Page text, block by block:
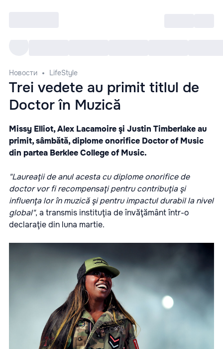
Новости LifeStyle
Trei vedete au primit titlul de
Doctor în Muzică
Missy Elliot, Alex Lacamoire şi Justin Timberlake au
primit, sâmbătă, diplome onorifice Doctor of Music
din partea Berklee College of Music.
"Laureaţii de anul acesta cu diplome onorifice de
doctor vor fi recompensaţi pentru contribuţia şi
influenţa lor în muzică şi pentru impactul durabil la nivel
global", a transmis instituţia de învăţământ într-o
declaraţie din luna martie.